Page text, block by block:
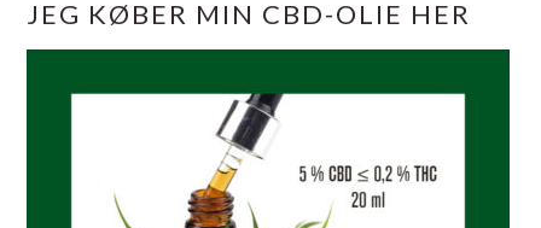
JEG KØBER MIN CBD-OLIE HER